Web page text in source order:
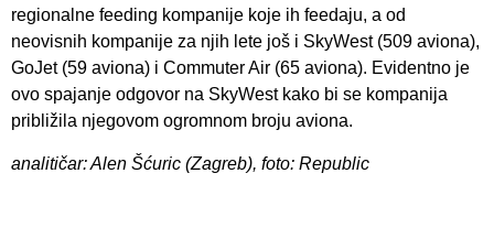
regionalne feeding kompanije koje ih feedaju, a od
neovisnih kompanije za njih lete još i SkyWest (509 aviona),
GoJet (59 aviona) i Commuter Air (65 aviona). Evidentno je
ovo spajanje odgovor na SkyWest kako bi se kompanija
približila njegovom ogromnom broju aviona.
analitičar: Alen Šćuric (Zagreb), foto: Republic